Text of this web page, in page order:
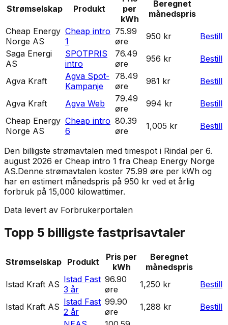
Strømselskap Produkt
per
kWh
Beregnet
månedspris
Cheap Energy
Norge AS
Cheap intro
1
75.99
øre
950 kr
Bestill
Saga Energi
AS
SPOTPRIS
intro
76.49
øre
956 kr Bestill
Agva Kraft
Agva Spot-
Kampanje
78.49
øre
981 kr Bestill
Agva Kraft Agva Web
79.49
øre
994 kr
Bestill
Cheap Energy
Norge AS
Cheap intro
6
80.39
øre
1,005 kr Bestill
Den billigste strømavtalen med timespot i Rindal per 6.
august 2026 er Cheap intro 1 fra Cheap Energy Norge
AS.Denne strømavtalen koster 75.99 øre per kWh og
har en estimert månedspris på 950 kr ved et årlig
forbruk på 15,000 kilowattimer.
Data levert av Forbrukerportalen
Topp 5 billigste fastprisavtaler
Strømselskap Produkt
Pris per
kWh
Beregnet
månedspris
Istad Kraft AS Istad Fast
3 år
96.90
øre
1,250 kr Bestill
Istad Kraft AS Istad Fast
2 år
99.90
øre
1,288 kr Bestill